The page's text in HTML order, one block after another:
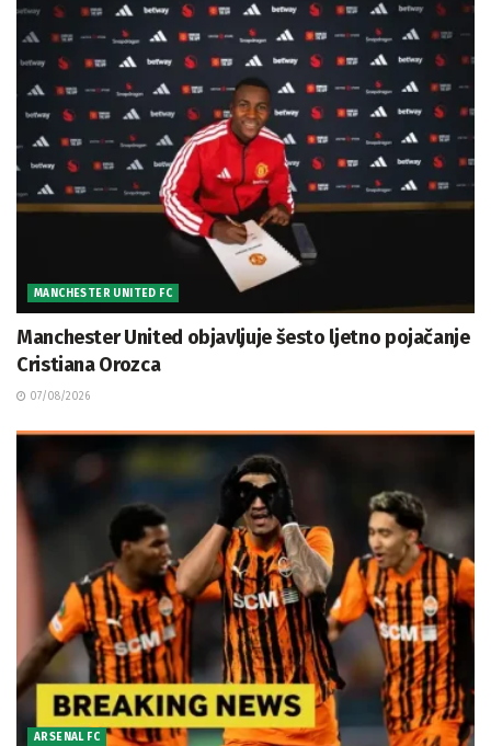
MANCHESTER UNITED FC
Manchester United objavljuje šesto ljetno pojačanje
Cristiana Orozca
07/08/2026
ARSENAL FC